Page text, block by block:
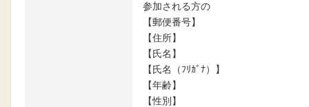
参加される方の
【郵便番号】
【住所】
【氏名】
【氏名（ﾌﾘｶﾞﾅ）】
【年齢】
【性別】